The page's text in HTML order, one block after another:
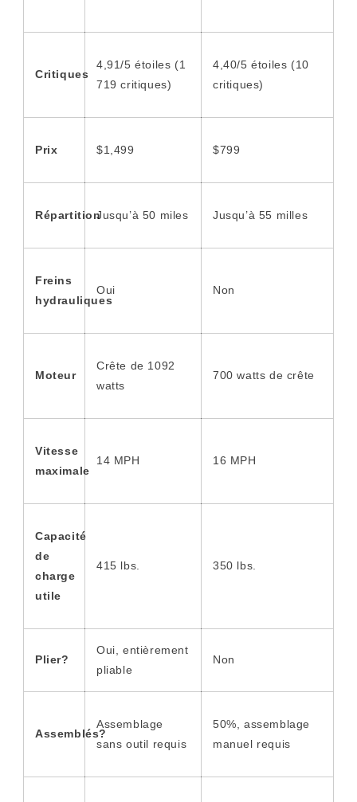
Critiques
4,91/5 étoiles (1
719 critiques)
4,40/5 étoiles (10
critiques)
Prix $1,499 $799
RépartitionJusqu’à 50 miles Jusqu’à 55 milles
Freins
hydrauliques
Oui Non
Moteur
Crête de 1092
watts
700 watts de crête
Vitesse
maximale
14 MPH 16 MPH
Capacité
de
charge
utile
415 lbs. 350 lbs.
Plier?
Oui, entièrement
pliable
Non
Assemblés?
Assemblage
sans outil requis
50%, assemblage
manuel requis